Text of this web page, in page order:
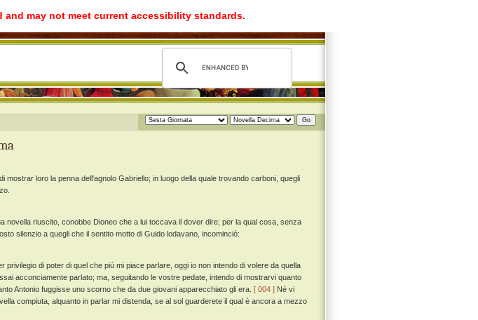
may not meet current accessibility standards.
mostrar loro la penna dell'agnolo Gabriello; in luogo della quale trovando carboni, quegli
novella riuscito, conobbe Dioneo che a lui toccava il dover dire; per la qual cosa, senza
silenzio a quegli che il sentito motto di Guido lodavano, incominciò:
privilegio di poter di quel che piú mi piace parlare, oggi io non intendo di volere da quella
acconciamente parlato; ma, seguitando le vostre pedate, intendo di mostrarvi quanto
Antonio fuggisse uno scorno che da due giovani apparecchiato gli era. [ 004 ] Né vi
compiuta, alquanto in parlar mi distenda, se al sol guarderete il qual è ancora a mezzo